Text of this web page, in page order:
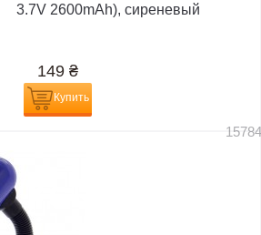
3.7V 2600mAh), сиреневый
149 ₴
Купить